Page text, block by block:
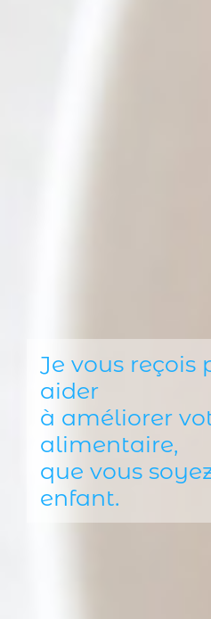
Je vous reçois
aider
à améliorer
alimentaire,
que vous
enfant.